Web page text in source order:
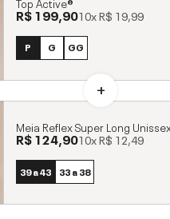
R$ 199,9010xR$ 19,99
P G GG
Meia Reflex Super Long
R$ 124,9010xR$ 12,49
39 a 43 33 a 38